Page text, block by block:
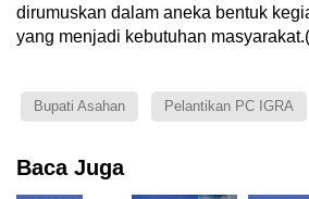
dirumuskan dalam aneka bentuk
yang menjadi kebutuhan
Bupati Asahan Pelantikan PC IGRA
Baca Juga